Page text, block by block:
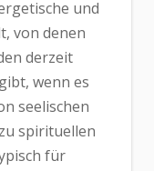
und
von denen
derzeit
wenn es
seelischen
spirituellen
für